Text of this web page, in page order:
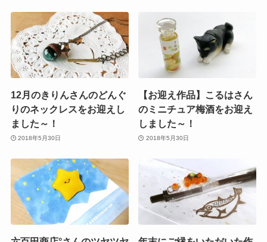
12月のきりんさんのどんぐ
りのネックレスをお迎えし
ました～！
2018年5月30日
【お迎え作品】こるはさん
のミニチュア梅酒をお迎え
しました～！
2018年5月30日